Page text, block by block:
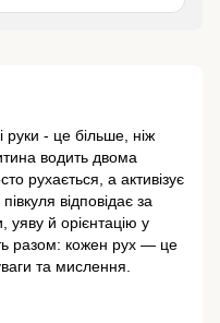
руки - це більше, ніж
водить двома
рухається, а активізує
відповідає за
уяву й орієнтацію у
разом: кожен рух — це
та мислення.